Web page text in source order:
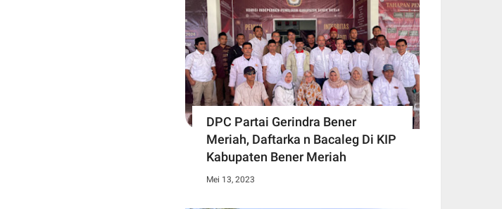
DPC Partai Gerindra Bener
Meriah, Daftarka n Bacaleg Di KIP
Kabupaten Bener Meriah
Mei 13, 2023